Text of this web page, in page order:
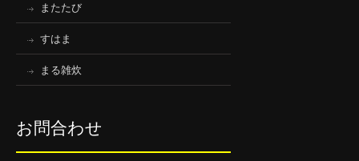
またたび
すはま
まる雑炊
お問合わせ